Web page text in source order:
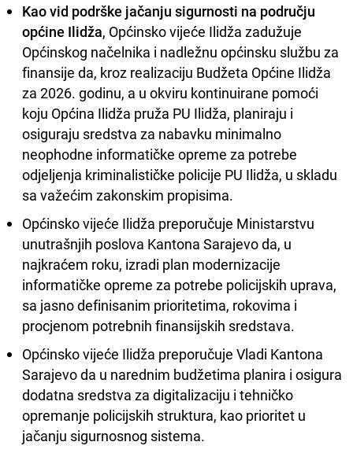
Kao vid podrške jačanju sigurnosti na području
općine Ilidža, Općinsko vijeće Ilidža zadužuje
Općinskog načelnika i nadležnu općinsku službu za
finansije da, kroz realizaciju Budžeta Općine Ilidža
za 2026. godinu, a u okviru kontinuirane pomoći
koju Općina Ilidža pruža PU Ilidža, planiraju i
osiguraju sredstva za nabavku minimalno
neophodne informatičke opreme za potrebe
odjeljenja kriminalističke policije PU Ilidža, u skladu
sa važećim zakonskim propisima.
Općinsko vijeće Ilidža preporučuje Ministarstvu
unutrašnjih poslova Kantona Sarajevo da, u
najkraćem roku, izradi plan modernizacije
informatičke opreme za potrebe policijskih uprava,
sa jasno definisanim prioritetima, rokovima i
procjenom potrebnih finansijskih sredstava.
Općinsko vijeće Ilidža preporučuje Vladi Kantona
Sarajevo da u narednim budžetima planira i osigura
dodatna sredstva za digitalizaciju i tehničko
opremanje policijskih struktura, kao prioritet u
jačanju sigurnosnog sistema.